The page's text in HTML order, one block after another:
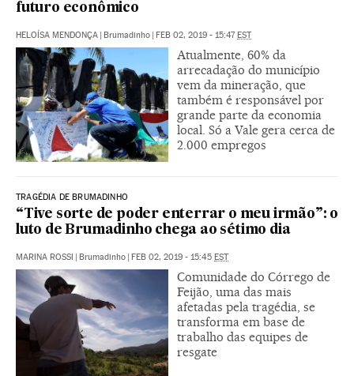
futuro econômico
HELOÍSA MENDONÇA | Brumadinho | FEB 02, 2019 - 15:47EST
Atualmente, 60% da
arrecadação do município
vem da mineração, que
também é responsável por
grande parte da economia
local. Só a Vale gera cerca de
2.000 empregos
TRAGÉDIA DE BRUMADINHO
“Tive sorte de poder enterrar o meu irmão”: o
luto de Brumadinho chega ao sétimo dia
MARINA ROSSI | Brumadinho | FEB 02, 2019 - 15:45 EST
Comunidade do Córrego de
Feijão, uma das mais
afetadas pela tragédia, se
transforma em base de
trabalho das equipes de
resgate